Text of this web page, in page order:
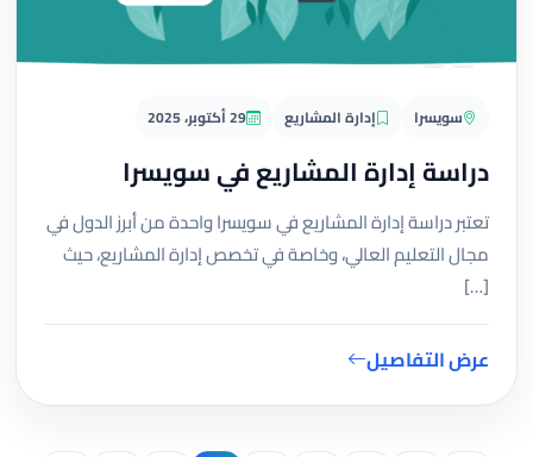
سويسرا إدارة المشاريع 29 أكتوبر، 2025
دراسة إدارة المشاريع في سويسرا
تعتبر دراسة إدارة المشاريع في سويسرا واحدة من أبرز الدول في
مجال التعليم العالي، وخاصة في تخصص إدارة المشاريع، حيث
[…]
عرض التفاصيل